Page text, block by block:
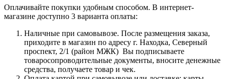
Оплачивайте покупки удобным способом. В интернет-
магазине доступно 3 варианта оплаты:
Наличные при самовывозе. После размещения заказа,
приходите в магазин по адресу г. Находка, Северный
проспект, 2/1 (район МЖК) Вы подписываете
товаросопроводительные документы, вносите денежные
средства, получаете товар и чек.